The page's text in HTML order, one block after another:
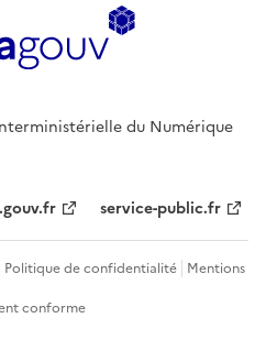
du Numérique
service-public.fr
Politique de confidentialité Mentions
conforme